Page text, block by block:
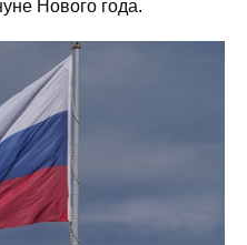
Нового года.